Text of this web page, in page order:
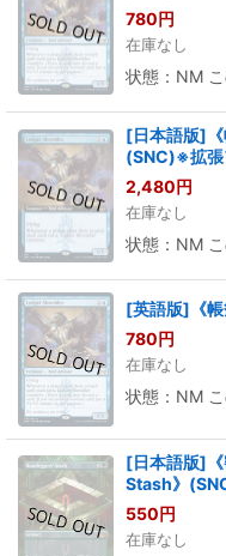
780円
在庫なし
状態：NM こ
[日本語版]
(SNC)※拡張
2,480円
在庫なし
状態：NM こ
[英語版]《
780円
在庫なし
状態：NM こ
[日本語版]
Stash》
550円
在庫なし